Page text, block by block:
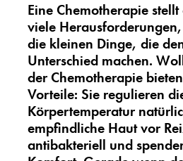
Eine Chemotherapie
viele
die kleinen Dinge, die
Unterschied machen.
der Chemotherapie
Vorteile: Sie regulieren
Körpertemperatur
empfindliche Haut vor
antibakteriell und